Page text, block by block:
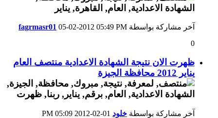
آخر مشاركة بواسطة fagrmasr01 05-02-2012 05:49 PM
0
ظهرت الان نتيجة الشهادة الاعدادية منتصف العام
يناير 2012 محافظة الجيزة
آخر مشاركة بواسطة خلود
05:09 PM